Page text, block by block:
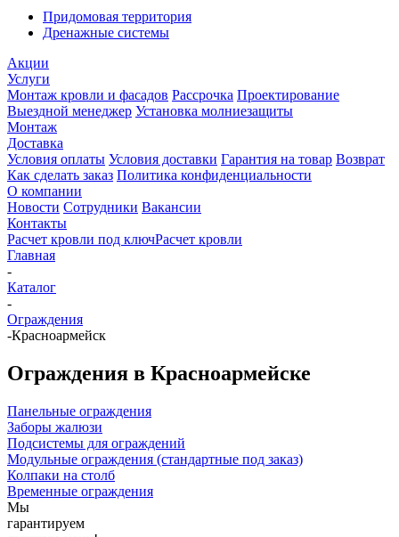
Придомовая территория
Дренажные системы
Акции
Услуги
Монтаж кровли и фасадов Рассрочка Проектирование
Выездной менеджер Установка молниезащиты
Монтаж
Доставка
Условия оплаты Условия доставки Гарантия на товар Возврат
Как сделать заказ Политика конфиденциальности
О компании
Новости Сотрудники Вакансии
Контакты
Расчет кровли под ключРасчет кровли
Главная
-
Каталог
-
Ограждения
-Красноармейск
Ограждения в Красноармейске
Панельные ограждения
Заборы жалюзи
Подсистемы для ограждений
Модульные ограждения (стандартные под заказ)
Колпаки на столб
Временные ограждения
Мы
гарантируем